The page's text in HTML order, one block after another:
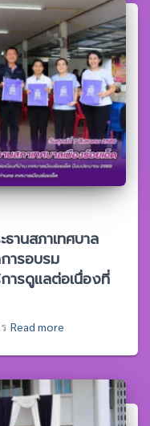
นสภาเทศบาล
ารอบรม
ารดูแลต่อเนื่องที่
Read more